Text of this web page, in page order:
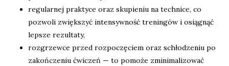
regularnej praktyce oraz skupieniu na technice, co
pozwoli zwiększyć intensywność treningów i osiągnąć
lepsze rezultaty,
rozgrzewce przed rozpoczęciem oraz schłodzeniu po
zakończeniu ćwiczeń — to pomoże zminimalizować